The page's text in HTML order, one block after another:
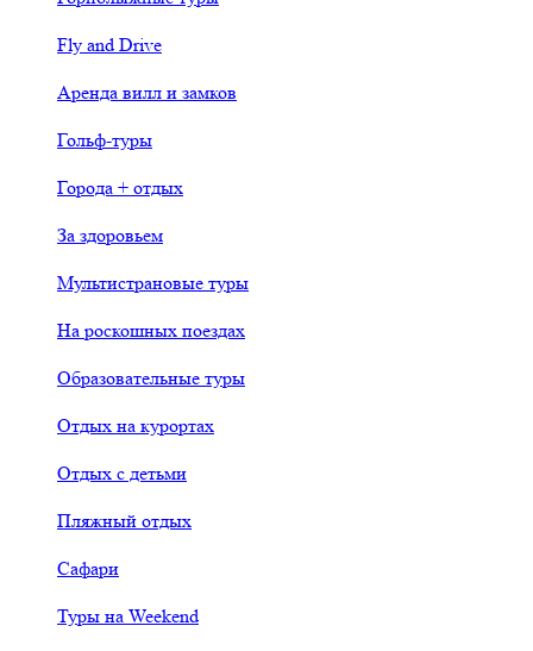
Fly and Drive
Аренда вилл и замков
Гольф-туры
Города + отдых
За здоровьем
Мультистрановые туры
На роскошных поездах
Образовательные туры
Отдых на курортах
Отдых с детьми
Пляжный отдых
Сафари
Туры на Weekend